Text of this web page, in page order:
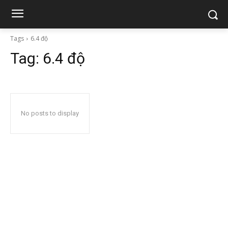
Tags 6.4 độ
Tag: 6.4 độ
No posts to display